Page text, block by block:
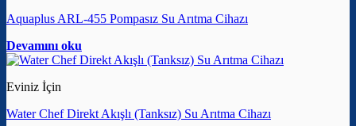
Aquaplus ARL-455 Pompasız Su Arıtma Cihazı
Devamını oku
Eviniz İçin
Water Chef Direkt Akışlı (Tanksız) Su Arıtma Cihazı